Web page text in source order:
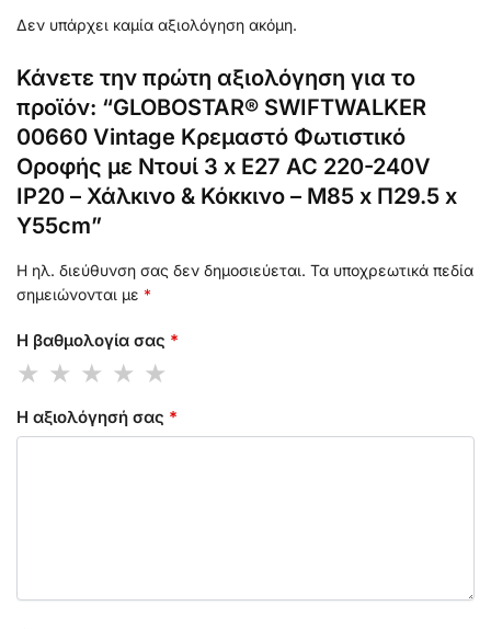
Δεν υπάρχει καμία αξιολόγηση ακόμη.
Κάνετε την πρώτη αξιολόγηση για το
προϊόν: “GLOBOSTAR® SWIFTWALKER
00660 Vintage Κρεμαστό Φωτιστικό
Οροφής με Ντουί 3 x E27 AC 220-240V
IP20 – Χάλκινο & Κόκκινο – Μ85 x Π29.5 x
Υ55cm”
Η ηλ. διεύθυνση σας δεν δημοσιεύεται. Τα υποχρεωτικά πεδία
σημειώνονται με *
Η βαθμολογία σας *
Η αξιολόγησή σας *